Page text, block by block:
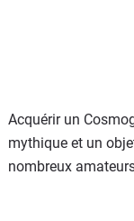
Acquérir un
mythique et un
nombreux